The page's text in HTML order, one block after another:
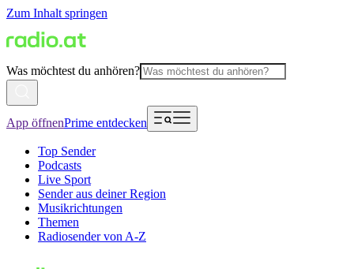
Zum Inhalt springen
Was möchtest du anhören?
App öffnenPrime entdecken
Top Sender
Podcasts
Live Sport
Sender aus deiner Region
Musikrichtungen
Themen
Radiosender von A-Z